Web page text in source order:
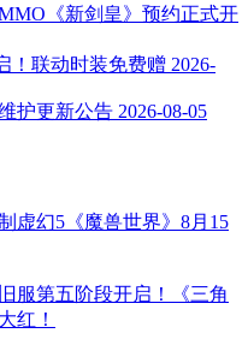
《新剑皇》预约正式开
！联动时装免费赠 2026-
护更新公告 2026-08-05
虚幻5《魔兽世界》8月15
服第五阶段开启！《三角
红！